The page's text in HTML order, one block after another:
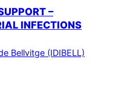
–
INFECTIONS
Bellvitge (IDIBELL)